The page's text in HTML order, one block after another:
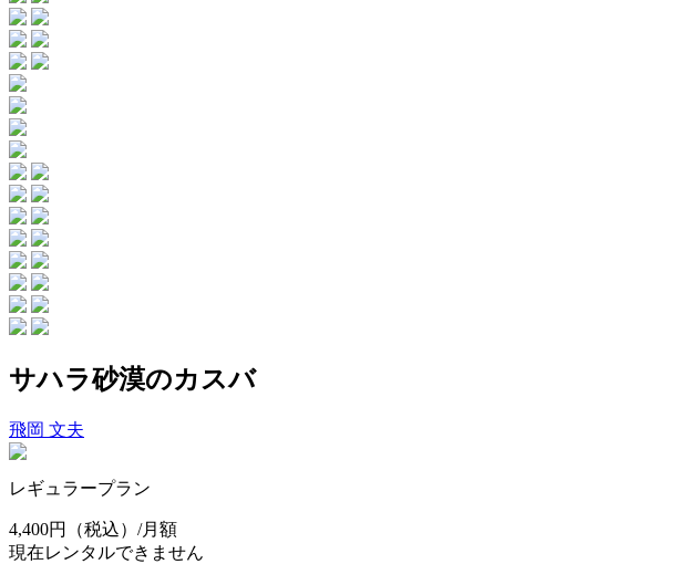
サハラ砂漠のカスバ
飛岡 文夫
レギュラープラン
4,400円
（税込）/月額
現在レンタルできません